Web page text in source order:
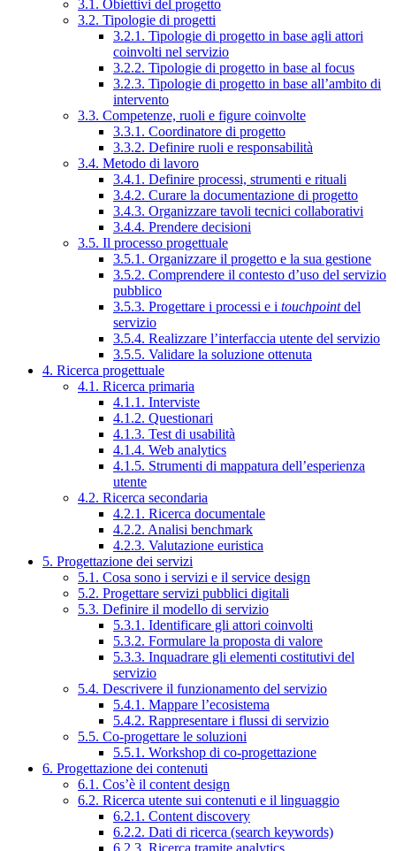
3.1. Obiettivi del progetto
3.2. Tipologie di progetti
3.2.1. Tipologie di progetto in base agli attori
coinvolti nel servizio
3.2.2. Tipologie di progetto in base al focus
3.2.3. Tipologie di progetto in base all’ambito di
intervento
3.3. Competenze, ruoli e figure coinvolte
3.3.1. Coordinatore di progetto
3.3.2. Definire ruoli e responsabilità
3.4. Metodo di lavoro
3.4.1. Definire processi, strumenti e rituali
3.4.2. Curare la documentazione di progetto
3.4.3. Organizzare tavoli tecnici collaborativi
3.4.4. Prendere decisioni
3.5. Il processo progettuale
3.5.1. Organizzare il progetto e la sua gestione
3.5.2. Comprendere il contesto d’uso del servizio
pubblico
3.5.3. Progettare i processi e i touchpointdel
servizio
3.5.4. Realizzare l’interfaccia utente del servizio
3.5.5. Validare la soluzione ottenuta
4. Ricerca progettuale
4.1. Ricerca primaria
4.1.1. Interviste
4.1.2. Questionari
4.1.3. Test di usabilità
4.1.4. Web analytics
4.1.5. Strumenti di mappatura dell’esperienza
utente
4.2. Ricerca secondaria
4.2.1. Ricerca documentale
4.2.2. Analisi benchmark
4.2.3. Valutazione euristica
5. Progettazione dei servizi
5.1. Cosa sono i servizi e il service design
5.2. Progettare servizi pubblici digitali
5.3. Definire il modello di servizio
5.3.1. Identificare gli attori coinvolti
5.3.2. Formulare la proposta di valore
5.3.3. Inquadrare gli elementi costitutivi del
servizio
5.4. Descrivere il funzionamento del servizio
5.4.1. Mappare l’ecosistema
5.4.2. Rappresentare i flussi di servizio
5.5. Co-progettare le soluzioni
5.5.1. Workshop di co-progettazione
6. Progettazione dei contenuti
6.1. Cos’è il content design
6.2. Ricerca utente sui contenuti e il linguaggio
6.2.1. Content discovery
6.2.2. Dati di ricerca (search keywords)
6.2.3. Ricerca tramite analytics